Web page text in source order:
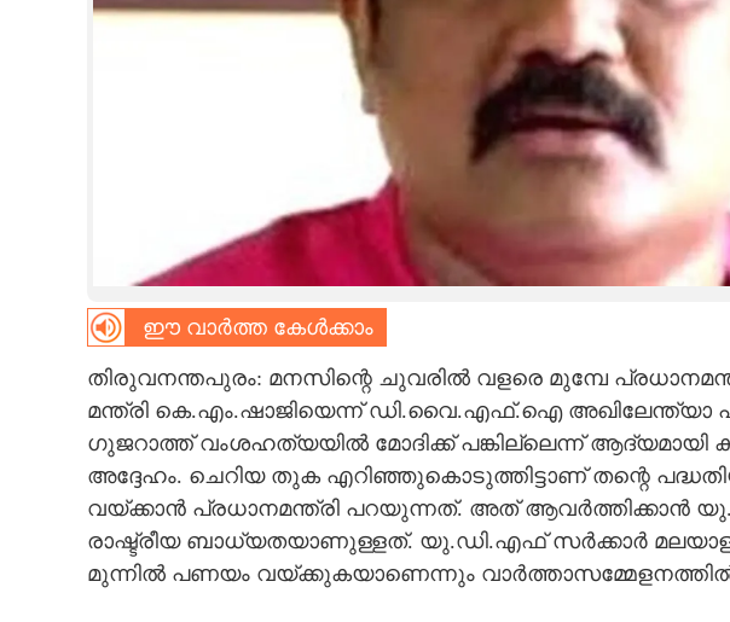
LIFESTYLE
CARTOONS
LITERATURE
CONTACT US
ഈ വാർത്ത കേൾക്കാം
തിരുവനന്തപുരം: മനസിന്റെ ചുവരിൽ വളരെ മുമ്പേ
മന്ത്രി കെ.എം.ഷാജിയെന്ന് ഡി.വൈ.എഫ്.ഐ അഖിലേന്ത്യാ
ഗുജറാത്ത് വംശഹത്യയിൽ മോദിക്ക് പങ്കില്ലെന്ന് ആദ്യമായി
അദ്ദേഹം. ചെറിയ തുക എറിഞ്ഞുകൊടുത്തിട്ടാണ് തന്റെ
വയ്ക്കാൻ പ്രധാനമന്ത്രി പറയുന്നത്. അത് ആവർത്തിക്കാൻ
രാഷ്ട്രീയ ബാധ്യതയാണുള്ളത്. യു.ഡി.എഫ് സർക്കാർ
മുന്നിൽ പണയം വയ്ക്കുകയാണെന്നും